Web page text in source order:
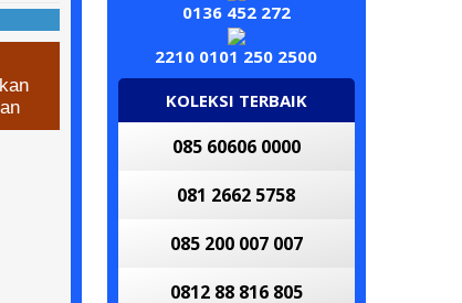
0136 452 272
2210 0101 250 2500
KOLEKSI TERBAIK
085 60606 0000
081 2662 5758
085 200 007 007
0812 88 816 805